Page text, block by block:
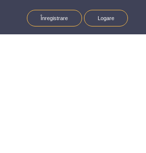
Înregistrare Logare